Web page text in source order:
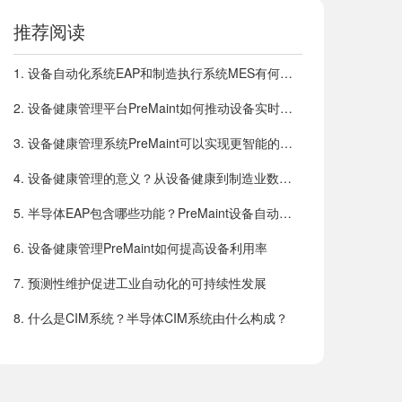
推荐阅读
1 . 设备自动化系统EAP和制造执行系统MES有何关联
2. 设备健康管理平台PreMaint如何推动设备实时智能
3. 设备健康管理系统PreMaint可以实现更智能的预防性维护
4. 设备健康管理的意义？从设备健康到制造业数字化转型
5. 半导体EAP包含哪些功能？PreMaint设备自动化系统介绍
6. 设备健康管理PreMaint如何提高设备利用率
7. 预测性维护促进工业自动化的可持续性发展
8. 什么是CIM系统？半导体CIM系统由什么构成？